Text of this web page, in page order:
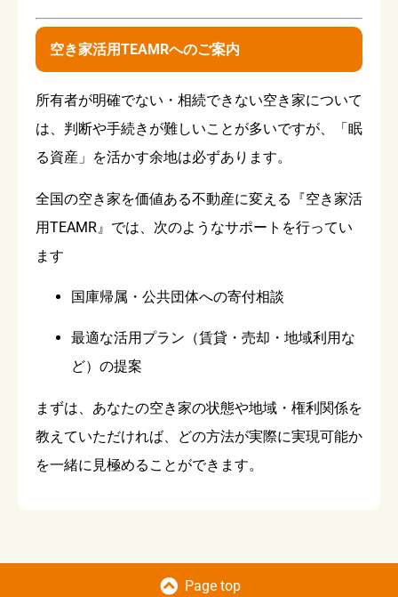
空き家活用TEAMRへのご案内
所有者が明確でない・相続できない空き家について
は、判断や手続きが難しいことが多いですが、「眠
る資産」を活かす余地は必ずあります。
全国の空き家を価値ある不動産に変える『空き家活
用TEAMR』では、次のようなサポートを行ってい
ます
国庫帰属・公共団体への寄付相談
最適な活用プラン（賃貸・売却・地域利用な
ど）の提案
まずは、あなたの空き家の状態や地域・権利関係を
教えていただければ、どの方法が実際に実現可能か
を一緒に見極めることができます。
Page top